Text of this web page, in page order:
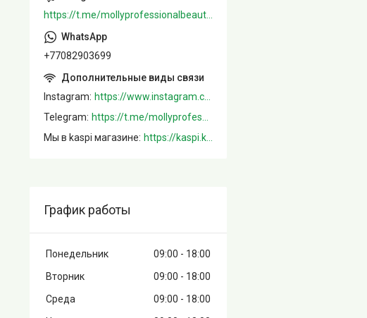
+77082903699
Instagram
Telegram
Мы в kaspi магазине
График работы
Понедельник 09:00
18:00
Вторник
09:00
18:00
Среда
09:00
18:00